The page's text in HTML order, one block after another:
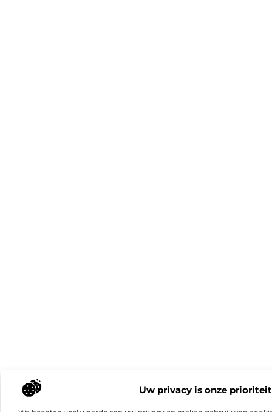
Uw privacy is onze prioriteit